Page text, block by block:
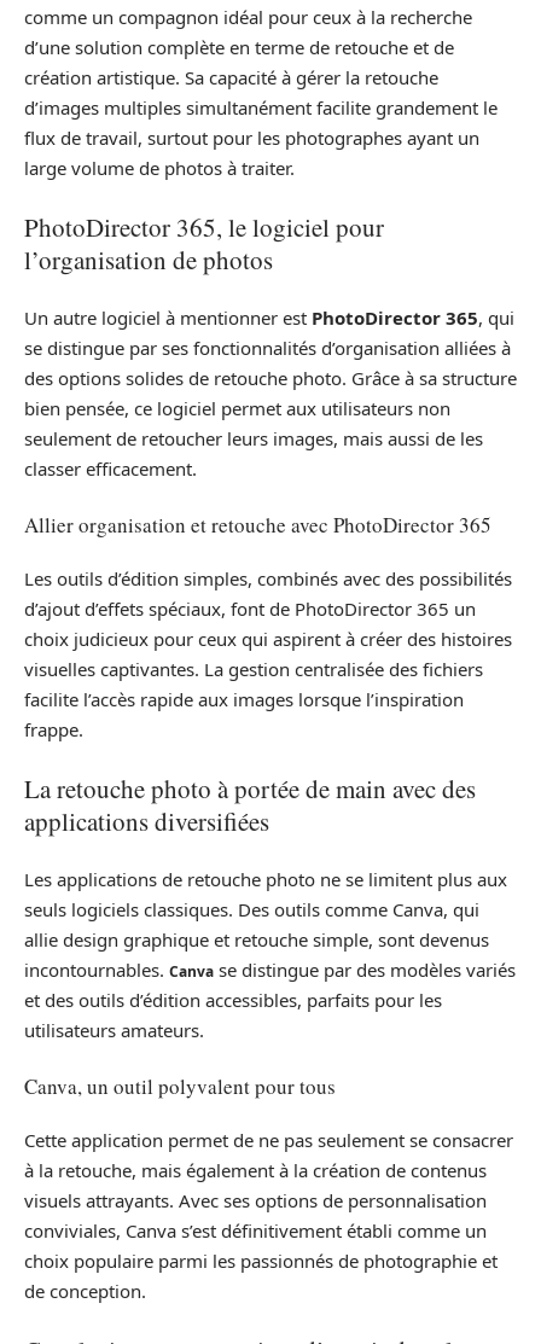
comme un compagnon idéal pour ceux à la recherche
d’une solution complète en terme de retouche et de
création artistique. Sa capacité à gérer la retouche
d’images multiples simultanément facilite grandement le
flux de travail, surtout pour les photographes ayant un
large volume de photos à traiter.
PhotoDirector 365, le logiciel pour
l’organisation de photos
Un autre logiciel à mentionner est PhotoDirector 365, qui
se distingue par ses fonctionnalités d’organisation alliées à
des options solides de retouche photo. Grâce à sa structure
bien pensée, ce logiciel permet aux utilisateurs non
seulement de retoucher leurs images, mais aussi de les
classer efficacement.
Allier organisation et retouche avec PhotoDirector 365
Les outils d’édition simples, combinés avec des possibilités
d’ajout d’effets spéciaux, font de PhotoDirector 365 un
choix judicieux pour ceux qui aspirent à créer des histoires
visuelles captivantes. La gestion centralisée des fichiers
facilite l’accès rapide aux images lorsque l’inspiration
frappe.
La retouche photo à portée de main avec des
applications diversifiées
Les applications de retouche photo ne se limitent plus aux
seuls logiciels classiques. Des outils comme Canva, qui
allie design graphique et retouche simple, sont devenus
incontournables. Canva se distingue par des modèles variés
et des outils d’édition accessibles, parfaits pour les
utilisateurs amateurs.
Canva, un outil polyvalent pour tous
Cette application permet de ne pas seulement se consacrer
à la retouche, mais également à la création de contenus
visuels attrayants. Avec ses options de personnalisation
conviviales, Canva s’est définitivement établi comme un
choix populaire parmi les passionnés de photographie et
de conception.